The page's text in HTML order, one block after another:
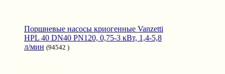
Поршневые насосы криогенные Vanzetti
HPL 40 DN40 PN120, 0,75-3 кВт, 1,4-5,8
л/мин (94542 )